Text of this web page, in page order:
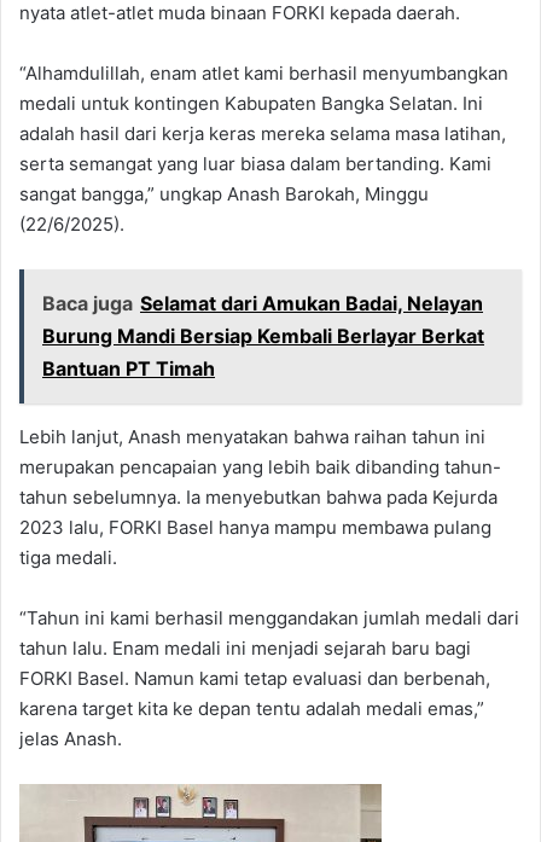
nyata atlet-atlet muda binaan FORKI kepada daerah.
“Alhamdulillah, enam atlet kami berhasil menyumbangkan
medali untuk kontingen Kabupaten Bangka Selatan. Ini
adalah hasil dari kerja keras mereka selama masa latihan,
serta semangat yang luar biasa dalam bertanding. Kami
sangat bangga,” ungkap Anash Barokah, Minggu
(22/6/2025).
Baca juga Selamat dari Amukan Badai, Nelayan
Burung Mandi Bersiap Kembali Berlayar Berkat
Bantuan PT Timah
Lebih lanjut, Anash menyatakan bahwa raihan tahun ini
merupakan pencapaian yang lebih baik dibanding tahun-
tahun sebelumnya. Ia menyebutkan bahwa pada Kejurda
2023 lalu, FORKI Basel hanya mampu membawa pulang
tiga medali.
“Tahun ini kami berhasil menggandakan jumlah medali dari
tahun lalu. Enam medali ini menjadi sejarah baru bagi
FORKI Basel. Namun kami tetap evaluasi dan berbenah,
karena target kita ke depan tentu adalah medali emas,”
jelas Anash.